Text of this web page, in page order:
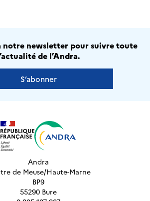
notre newsletter pour suivre toute
de l’Andra.
S’abonner
Andra
de Meuse/Haute-Marne
BP9
55290 Bure